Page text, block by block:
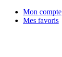
Mon compte
Mes favoris